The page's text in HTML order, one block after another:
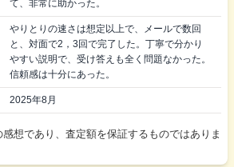
て、非常に助かった。
やりとりの速さは想定以上で、メールで数回
と、対面で2，3回で完了した。丁寧で分かり
やすい説明で、受け答えも全く問題なかった。
信頼感は十分にあった。
2025年8月
想であり、査定額を保証するものではありま